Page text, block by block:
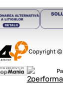
Copyright ©